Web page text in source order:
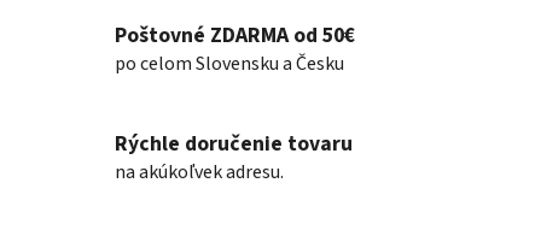
r
v
k
v
ý
p
Poštovné ZDARMA od 50€
po celom Slovensku a Česku
Rýchle doručenie tovaru
na akúkoľvek adresu.